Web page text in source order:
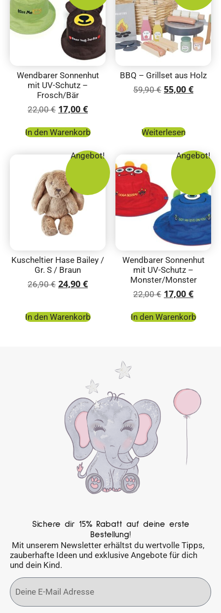
Wendbarer Sonnenhut
mit UV-Schutz –
Frosch/Bär
22,00€ 17,00 €
In den Warenkorb
BBQ – Grillset aus Holz
59,90€ 55,00 €
Weiterlesen
Angebot!
Kuscheltier Hase Bailey /
Gr. S / Braun
26,90€ 24,90 €
In den Warenkorb
Angebot!
Wendbarer Sonnenhut
mit UV-Schutz –
Monster/Monster
22,00€ 17,00 €
In den Warenkorb
Sichere dir 15% Rabatt auf deine erste
Bestellung!
Mit unserem Newsletter erhältst du wertvolle Tipps,
zauberhafte Ideen und exklusive Angebote für dich
und dein Kind.